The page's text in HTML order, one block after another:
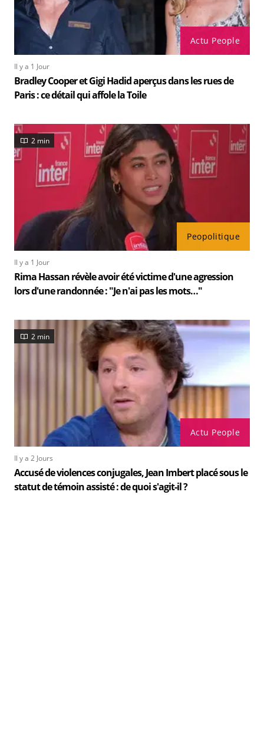
Actu People
Il y a 1 Jour
Bradley Cooper et Gigi Hadid aperçus dans les rues de
Paris : ce détail qui affole la Toile
Peopolitique
2 min
Il y a 1 Jour
Rima Hassan révèle avoir été victime d'une agression
lors d'une randonnée : "Je n'ai pas les mots…"
Actu People
2 min
Il y a 2 Jours
Accusé de violences conjugales, Jean Imbert placé sous le
statut de témoin assisté : de quoi s'agit-il ?